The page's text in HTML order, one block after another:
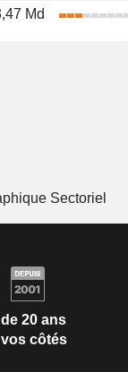
Md
Sectoriel
20 ans
côtés